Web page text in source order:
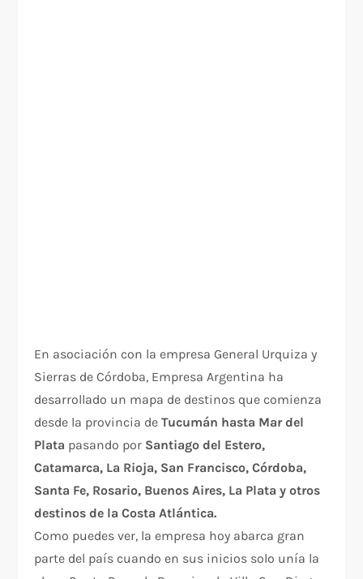
En asociación con la empresa General Urquiza y
Sierras de Córdoba, Empresa Argentina ha
desarrollado un mapa de destinos que comienza
desde la provincia deTucumán hasta Mar del
Plata pasando por Santiago del Estero,
Catamarca, La Rioja, San Francisco, Córdoba,
Santa Fe, Rosario, Buenos Aires, La Plata y otros
destinos de la Costa Atlántica.
Como puedes ver, la empresa hoy abarca gran
parte del país cuando en sus inicios solo unía la